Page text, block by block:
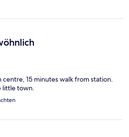
15 minutes walk from station.
little town.